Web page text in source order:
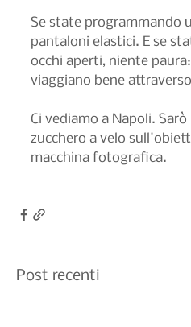
Se state programmando
pantaloni elastici. E se
occhi aperti, niente
viaggiano bene
Ci vediamo a Napoli.
zucchero a velo
macchina fotografica.
Post recenti